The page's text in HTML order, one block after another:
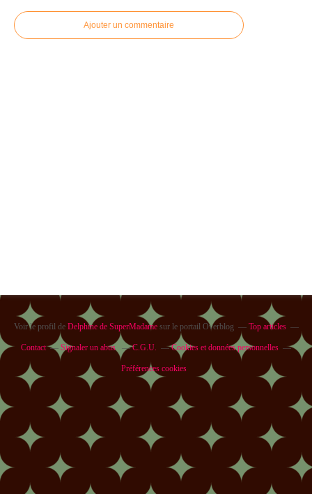
Ajouter un commentaire
Voir le profil de Delphine de SuperMadamesur le portail Overblog Top articles
Contact Signaler un abus C.G.U. Cookies et données personnelles
Préférences cookies